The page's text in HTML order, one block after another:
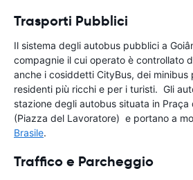
Trasporti Pubblici
Il sistema degli autobus pubblici a
compagnie il cui operato è controllato
anche i cosiddetti CityBus, dei minibus
residenti più ricchi e per i turisti. Gli
stazione degli autobus situata in Praça
(Piazza del Lavoratore) e portano a
Brasile.
Traffico e Parcheggio